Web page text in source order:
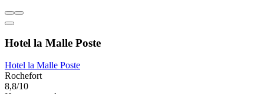
Hotel la Malle Poste
Hotel la Malle Poste
Rochefort
8,8/10